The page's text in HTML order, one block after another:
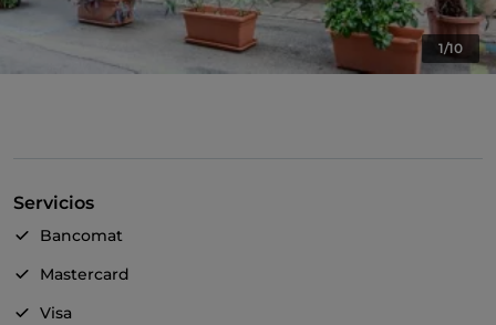
1/10
Servicios
Bancomat
Mastercard
Visa